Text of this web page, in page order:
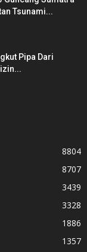
Tsunami...
Pipa Dari
8804
8707
3439
3328
1886
1357